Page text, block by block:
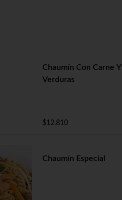
Chaumín Con Carne Y
Verduras
$12.810
Chaumín Especial